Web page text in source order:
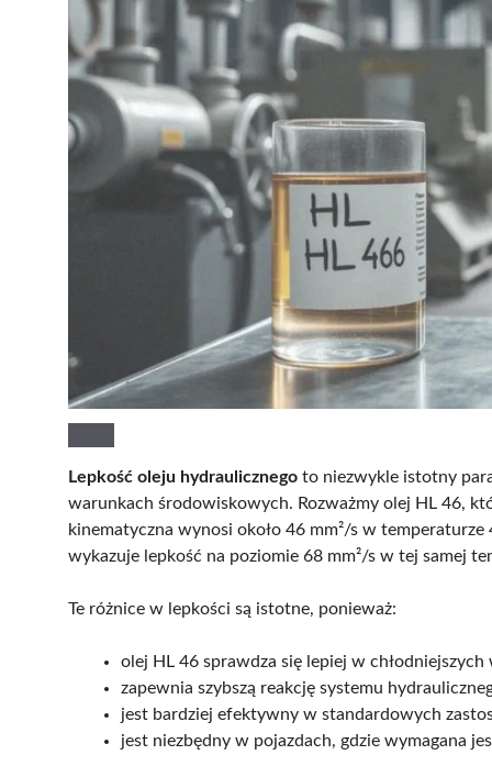
Lepkość oleju hydraulicznego to niezwykle istotny
warunkach środowiskowych. Rozważmy olej HL 46,
kinematyczna wynosi około 46 mm²/s w
wykazuje lepkość na poziomie 68 mm²/s w tej samej
Te różnice w lepkości są istotne, ponieważ:
olej HL 46 sprawdza się lepiej w chłodniejszych
zapewnia szybszą reakcję systemu
jest bardziej efektywny w standardowych
jest niezbędny w pojazdach, gdzie wymagana